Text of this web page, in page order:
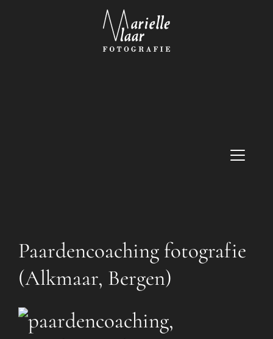
Paardencoaching fotografie
(Alkmaar, Bergen)